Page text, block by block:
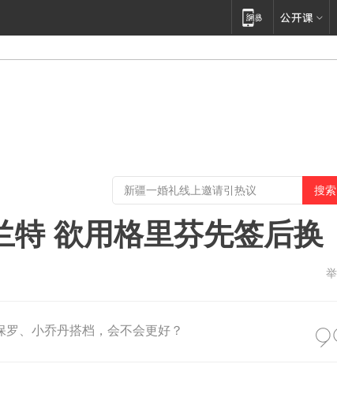
特 欲用格里芬先签后换
、小乔丹搭档，会不会更好？